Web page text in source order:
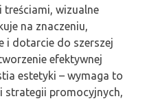
wizualne
na znaczeniu,
i dotarcie do szerszej
efektywnej
estetyki – wymaga to
strategii promocyjnych,